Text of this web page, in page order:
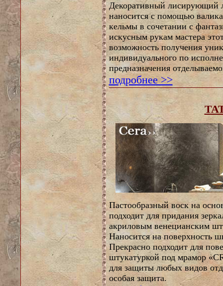
Декоративный лисирующий
наносится с помощью
кельмы в сочетании с
искусным рукам мастера
возможность получения
индивидуального по
предназначения
подробнее >>
Пастообразный воск на
подходит для придания
акриловым венецианским
Наносится на поверхность
Прекрасно подходит для
штукатуркой под мрамор
для защиты любых видов
особая защита.